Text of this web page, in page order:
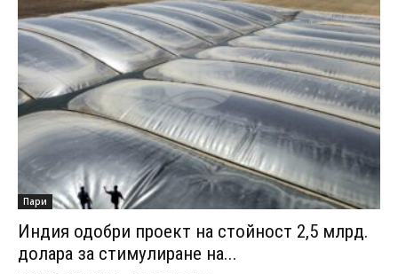
Пари
Индия одобри проект на стойност 2,5 млрд.
долара за стимулиране на...